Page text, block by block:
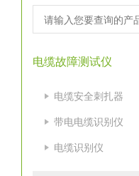
电缆故障测试仪
电缆安全刺扎器
带电电缆识别仪
电缆识别仪